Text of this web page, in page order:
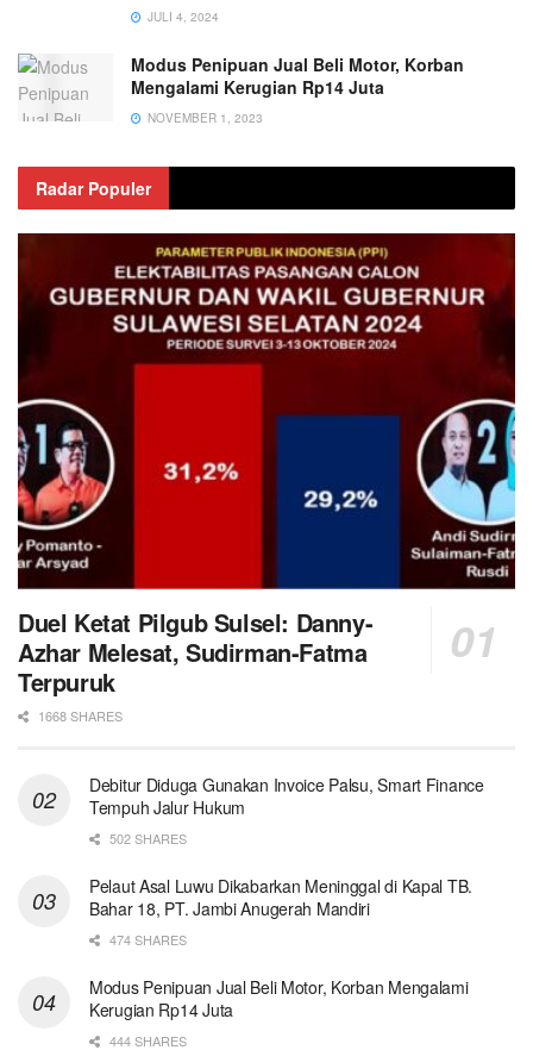
JULI 4, 2024
Modus Penipuan Jual Beli Motor, Korban
Mengalami Kerugian Rp14 Juta
NOVEMBER 1, 2023
Radar Populer
Duel Ketat Pilgub Sulsel: Danny-
Azhar Melesat, Sudirman-Fatma
Terpuruk
1668 SHARES
Debitur Diduga Gunakan Invoice Palsu, Smart Finance
Tempuh Jalur Hukum
502 SHARES
Pelaut Asal Luwu Dikabarkan Meninggal di Kapal TB.
Bahar 18, PT. Jambi Anugerah Mandiri
474 SHARES
Modus Penipuan Jual Beli Motor, Korban Mengalami
Kerugian Rp14 Juta
444 SHARES